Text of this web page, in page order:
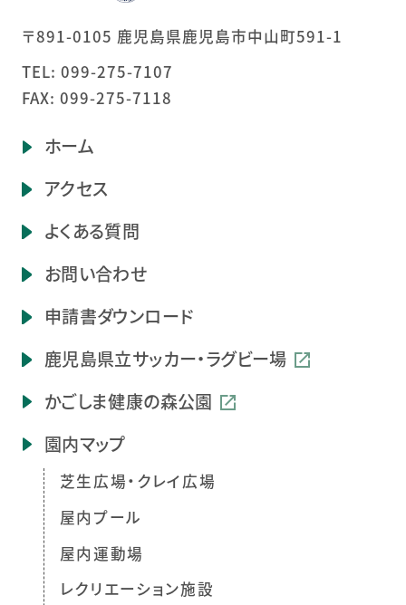
〒891-0105 鹿児島県鹿児島市中山町591-1
TEL: 099-275-7107
FAX: 099-275-7118
ホーム
アクセス
よくある質問
お問い合わせ
申請書ダウンロード
鹿児島県立サッカー・ラグビー場
かごしま健康の森公園
園内マップ
芝生広場・クレイ広場
屋内プール
屋内運動場
レクリエーション施設